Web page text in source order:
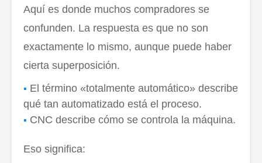
Aquí es donde muchos compradores se
confunden. La respuesta es que no son
exactamente lo mismo, aunque puede haber
cierta superposición.
El término «totalmente automático» describe
qué tan automatizado está el proceso.
CNC describe cómo se controla la máquina.
Eso significa: